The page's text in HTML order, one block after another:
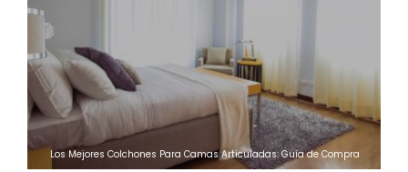
Los Mejores Colchones Para Camas Articuladas: Guía de Compra